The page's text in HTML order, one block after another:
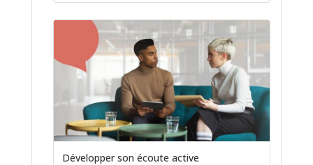
Développer son écoute active